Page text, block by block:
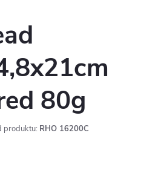
80g
produktu: RHO 16200C